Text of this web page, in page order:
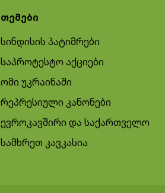
თემები
სინდისის პატიმრები
საპროტესტო აქციები
ომი უკრაინაში
რეპრესიული კანონები
ევროკავშირი და საქართველო
სამხრეთ კავკასია